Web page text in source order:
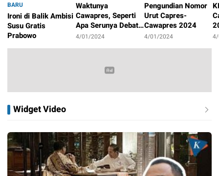
BARU
Ironi di Balik Ambisi
Susu Gratis
Prabowo
4/01/2024
Waktunya
Cawapres, Seperti
Apa Serunya Debat
Pilpres 2024?
4/01/2024
Pengundian Nomor
Urut Capres-
Cawapres 2024
4/01/2024
Widget Video